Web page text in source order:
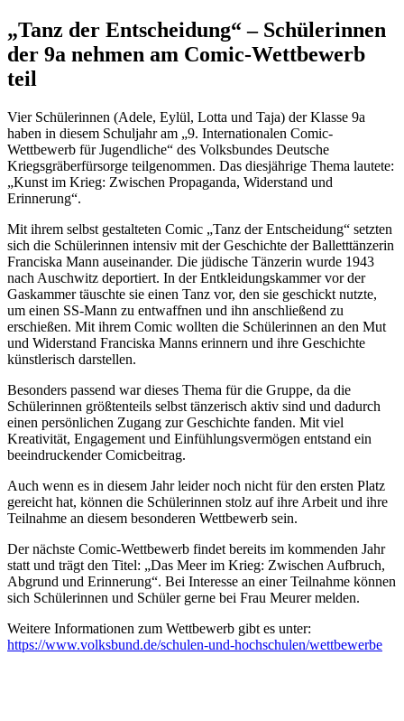
„Tanz der Entscheidung“ – Schülerinnen
der 9a nehmen am Comic-Wettbewerb
teil
Vier Schülerinnen (Adele, Eylül, Lotta und Taja) der Klasse 9a
haben in diesem Schuljahr am „9. Internationalen Comic-
Wettbewerb für Jugendliche“ des Volksbundes Deutsche
Kriegsgräberfürsorge teilgenommen. Das diesjährige Thema lautete:
„Kunst im Krieg: Zwischen Propaganda, Widerstand und
Erinnerung“.
Mit ihrem selbst gestalteten Comic „Tanz der Entscheidung“ setzten
sich die Schülerinnen intensiv mit der Geschichte der Balletttänzerin
Franciska Mann auseinander. Die jüdische Tänzerin wurde 1943
nach Auschwitz deportiert. In der Entkleidungskammer vor der
Gaskammer täuschte sie einen Tanz vor, den sie geschickt nutzte,
um einen SS-Mann zu entwaffnen und ihn anschließend zu
erschießen. Mit ihrem Comic wollten die Schülerinnen an den Mut
und Widerstand Franciska Manns erinnern und ihre Geschichte
künstlerisch darstellen.
Besonders passend war dieses Thema für die Gruppe, da die
Schülerinnen größtenteils selbst tänzerisch aktiv sind und dadurch
einen persönlichen Zugang zur Geschichte fanden. Mit viel
Kreativität, Engagement und Einfühlungsvermögen entstand ein
beeindruckender Comicbeitrag.
Auch wenn es in diesem Jahr leider noch nicht für den ersten Platz
gereicht hat, können die Schülerinnen stolz auf ihre Arbeit und ihre
Teilnahme an diesem besonderen Wettbewerb sein.
Der nächste Comic-Wettbewerb findet bereits im kommenden Jahr
statt und trägt den Titel: „Das Meer im Krieg: Zwischen Aufbruch,
Abgrund und Erinnerung“. Bei Interesse an einer Teilnahme können
sich Schülerinnen und Schüler gerne bei Frau Meurer melden.
Weitere Informationen zum Wettbewerb gibt es unter:
https://www.volksbund.de/schulen-und-hochschulen/wettbewerbe